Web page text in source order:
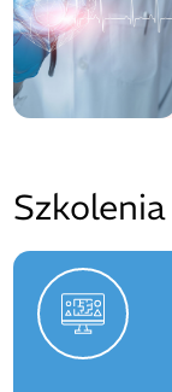
Szkolenia